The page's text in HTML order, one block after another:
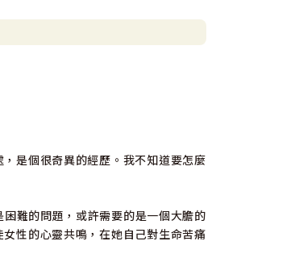
是個很奇異的經歷。我不知道要怎麼
難的問題，或許需要的是一個大膽的
性的心靈共鳴，在她自己對生命苦痛